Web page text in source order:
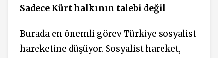
Sadece Kürt halkının talebi değil
Burada en önemli görev Türkiye sosyalist
hareketine düşüyor. Sosyalist hareket,